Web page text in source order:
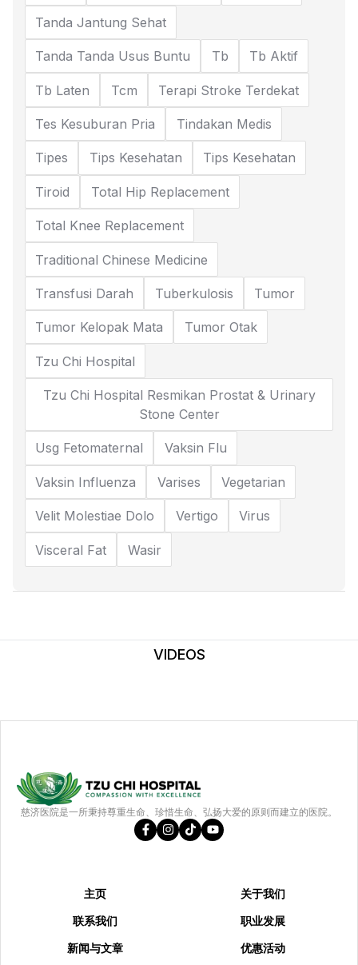
Tanda Jantung Sehat
Tanda Tanda Usus Buntu Tb Tb Aktif
Tb Laten Tcm Terapi Stroke Terdekat
Tes Kesuburan Pria Tindakan Medis
Tipes Tips Kesehatan Tips Kesehatan
Tiroid Total Hip Replacement
Total Knee Replacement
Traditional Chinese Medicine
Transfusi Darah Tuberkulosis Tumor
Tumor Kelopak Mata Tumor Otak
Tzu Chi Hospital
Tzu Chi Hospital Resmikan Prostat & Urinary
Stone Center
Usg Fetomaternal Vaksin Flu
Vaksin Influenza Varises Vegetarian
Velit Molestiae Dolo Vertigo Virus
Visceral Fat Wasir
VIDEOS
慈济医院是一所秉持尊重生命、珍惜生命、弘扬大爱的原则而建立的医院。
主页
关于我们
联系我们
职业发展
新闻与文章
优惠活动